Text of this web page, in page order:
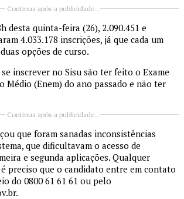
Continua após a publicidade..
desta quinta-feira (26), 2.090.451 e
4.033.178 inscrições, já que cada um
opções de curso.
inscrever no Sisu são ter feito o Exame
Médio (Enem) do ano passado e não ter
Continua após a publicidade..
que foram sanadas inconsistências
que dificultavam o acesso de
e segunda aplicações. Qualquer
preciso que o candidato entre em contato
do 0800 61 61 61 ou pelo